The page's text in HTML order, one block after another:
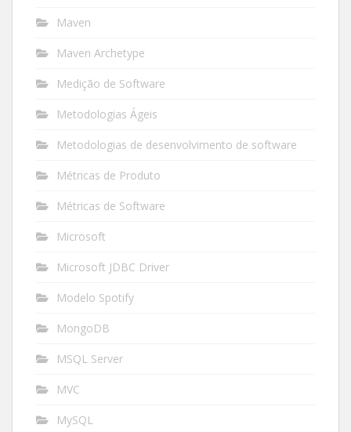
Maven
Maven Archetype
Medição de Software
Metodologias Ágeis
Metodologias de desenvolvimento de software
Métricas de Produto
Métricas de Software
Microsoft
Microsoft JDBC Driver
Modelo Spotify
MongoDB
MSQL Server
MVC
MySQL